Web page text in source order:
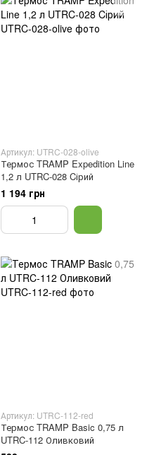
Артикул: UTRC-028-olive
Термос TRAMP Expedition Line
1,2 л UTRC-028 Cірий
1 194 грн
Артикул: UTRC-112-red
Термос TRAMP Basic 0,75 л
UTRC-112 Оливковий